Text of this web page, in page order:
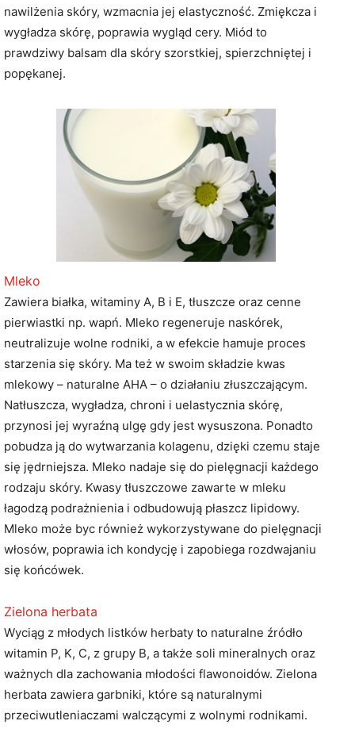
nawilżenia skóry, wzmacnia jej elastyczność. Zmiękcza i
wygładza skórę, poprawia wygląd cery. Miód to
prawdziwy balsam dla skóry szorstkiej, spierzchniętej i
popękanej.
Mleko
Zawiera białka, witaminy A, B i E, tłuszcze oraz cenne
pierwiastki np. wapń. Mleko regeneruje naskórek,
neutralizuje wolne rodniki, a w efekcie hamuje proces
starzenia się skóry. Ma też w swoim składzie kwas
mlekowy – naturalne AHA – o działaniu złuszczającym.
Natłuszcza, wygładza, chroni i uelastycznia skórę,
przynosi jej wyraźną ulgę gdy jest wysuszona. Ponadto
pobudza ją do wytwarzania kolagenu, dzięki czemu staje
się jędrniejsza. Mleko nadaje się do pielęgnacji każdego
rodzaju skóry. Kwasy tłuszczowe zawarte w mleku
łagodzą podrażnienia i odbudowują płaszcz lipidowy.
Mleko może byc również wykorzystywane do pielęgnacji
włosów, poprawia ich kondycję i zapobiega rozdwajaniu
się końcówek.
Zielona herbata
Wyciąg z młodych listków herbaty to naturalne źródło
witamin P, K, C, z grupy B, a także soli mineralnych oraz
ważnych dla zachowania młodości flawonoidów. Zielona
herbata zawiera garbniki, które są naturalnymi
przeciwutleniaczami walczącymi z wolnymi rodnikami.